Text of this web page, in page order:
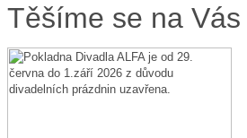
Těšíme se na